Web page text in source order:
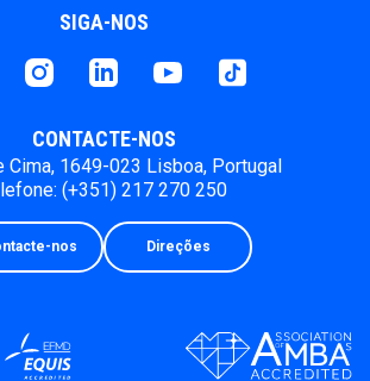
SIGA-NOS
instagramLinkedInYoutube Tiktok
CONTACTE-NOS
Cima, 1649-023 Lisboa, Portugal
(+351) 217 270 250
nos Direções